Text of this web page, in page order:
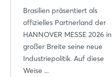
Brasilien präsentiert als
offizielles Partnerland der
HANNOVER MESSE 2026 in
großer Breite seine neue
Industriepolitik. Auf diese
Weise ...